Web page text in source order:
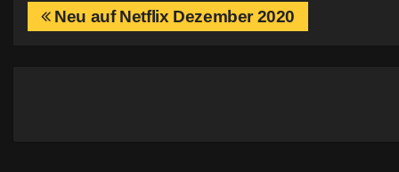
BNeu auf Netflix Dezember 2020